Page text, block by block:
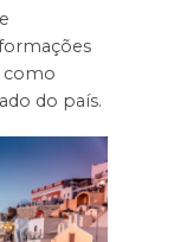
como
do país.